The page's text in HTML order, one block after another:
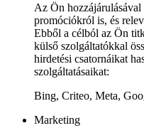
Az Ön
promóciókról is, és
Ebből a célból az Ön
külső szolgáltatókkal
hirdetési csatornáikat
szolgáltatásaikat:
Bing, Criteo, Meta,
Marketing